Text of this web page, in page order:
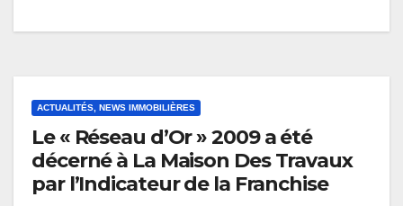
ACTUALITÉS, NEWS IMMOBILIÈRES
Le « Réseau d’Or » 2009 a été
décerné à La Maison Des Travaux
par l’Indicateur de la Franchise